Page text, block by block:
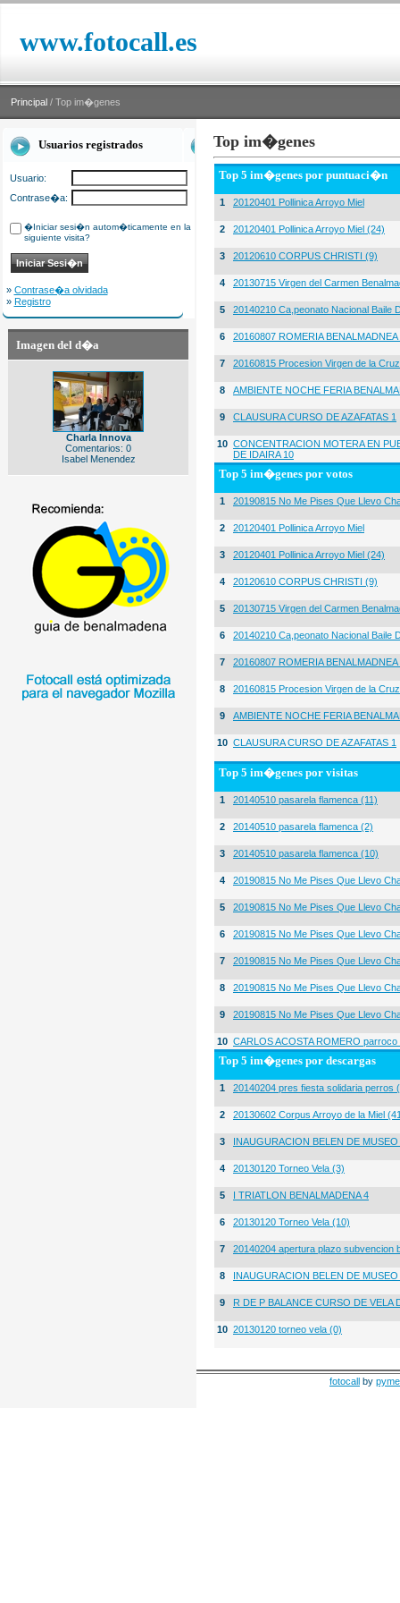
www.fotocall.es
Principal / Top im�genes
Usuarios registrados
Usuario:
Contrase�a:
�Iniciar sesi�n autom�ticamente en la
siguiente visita?
» Contrase�a olvidada
» Registro
Imagen del d�a
Charla Innova
Comentarios: 0
Isabel Menendez
Top im�genes
Top 5 im�genes por puntuaci�n
1 20120401 Pollinica Arroyo Miel
2 20120401 Pollinica Arroyo Miel (24)
3 20120610 CORPUS CHRISTI (9)
4 20130715 Virgen del Carmen
5 20140210 Ca,peonato Nacional Baile
6 20160807 ROMERIA
7 20160815 Procesion Virgen de la
8 AMBIENTE NOCHE FERIA
9 CLAUSURA CURSO DE AZAFATAS 1
10 CONCENTRACION MOTERA EN
DE IDAIRA 10
Top 5 im�genes por votos
1 20190815 No Me Pises Que Llevo
2 20120401 Pollinica Arroyo Miel
3 20120401 Pollinica Arroyo Miel (24)
4 20120610 CORPUS CHRISTI (9)
5 20130715 Virgen del Carmen
6 20140210 Ca,peonato Nacional Baile
7 20160807 ROMERIA
8 20160815 Procesion Virgen de la
9 AMBIENTE NOCHE FERIA
10 CLAUSURA CURSO DE AZAFATAS 1
Top 5 im�genes por visitas
1 20140510 pasarela flamenca (11)
2 20140510 pasarela flamenca (2)
3 20140510 pasarela flamenca (10)
4 20190815 No Me Pises Que Llevo
5 20190815 No Me Pises Que Llevo
6 20190815 No Me Pises Que Llevo
7 20190815 No Me Pises Que Llevo
8 20190815 No Me Pises Que Llevo
9 20190815 No Me Pises Que Llevo
10 CARLOS ACOSTA ROMERO
Top 5 im�genes por descargas
1 20140204 pres fiesta solidaria perros
2 20130602 Corpus Arroyo de la Miel
3 INAUGURACION BELEN DE
4 20130120 Torneo Vela (3)
5 I TRIATLON BENALMADENA 4
6 20130120 Torneo Vela (10)
7 20140204 apertura plazo subvencion
8 INAUGURACION BELEN DE
9 R DE P BALANCE CURSO DE VELA
10 20130120 torneo vela (0)
fotocall by